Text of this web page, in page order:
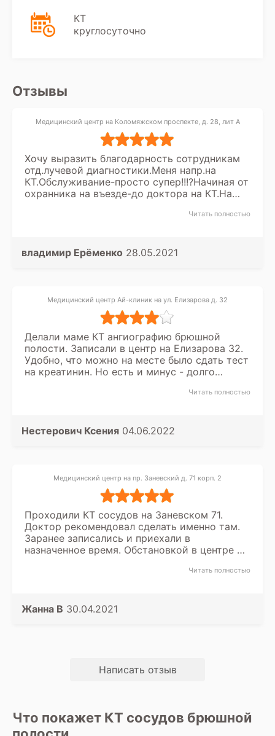
КТ
круглосуточно
Отзывы
Медицинский центр на Коломяжском проспекте, д. 28, лит А
Хочу выразить благодарность сотрудникам
отд.лучевой диагностики.Меня напр.на
КТ.Обслуживание-просто супер!!!?Начиная от
охранника на въезде-до доктора на КТ.На
55 мин.Огромное спасибо оформляющим
Здоровья Вам и благополучия!!!
Читать полностью
владимир Ерёменко 28.05.2021
Медицинский центр Ай-клиник на ул. Елизарова д. 32
Делали маме КТ ангиографию брюшной
полости. Записали в центр на Елизарова 32.
Удобно, что можно на месте было сдать тест
на креатинин. Но есть и минус - долго
улицы Невзоровой. При этом никто даже не
Читать полностью
Нестерович Ксения 04.06.2022
Медицинский центр на пр. Заневский д. 71 корп. 2
Проходили КТ сосудов на Заневском 71.
Доктор рекомендовал сделать именно там.
Заранее записались и приехали в
назначенное время. Обстановкой в центре и
описанием исследования доволен.Читать полностью
Жанна В 30.04.2021
Написать отзыв
Что покажет КТ сосудов брюшной